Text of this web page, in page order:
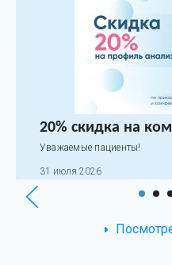
20% скидка на
Уважаемые пациенты!
31 июля 2026